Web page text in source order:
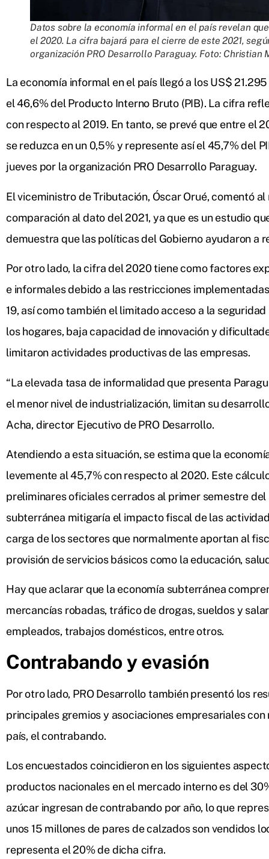
Datos sobre la economía informal en el país revelan
el 2020. La cifra bajará para el cierre de este 2021,
organización PRO Desarrollo Paraguay. Foto: Christian
La economía informal en el país llegó a los US$
el 46,6% del Producto Interno Bruto (PIB). La cifra
con respecto al 2019. En tanto, se prevé que entre el
se reduzca en un 0,5% y represente así el 45,7% del
jueves por la organización PRO Desarrollo Paraguay.
El viceministro de Tributación, Óscar Orué, comentó
comparación al dato del 2021, ya que es un estudio
demuestra que las políticas del Gobierno ayudaron a
Por otro lado, la cifra del 2020 tiene como factores
e informales debido a las restricciones
19, así como también el limitado acceso a la
los hogares, baja capacidad de innovación y
limitaron actividades productivas de las empresas.
“La elevada tasa de informalidad que presenta
el menor nivel de industrialización, limitan su
Acha, director Ejecutivo de PRO Desarrollo.
Atendiendo a esta situación, se estima que la
levemente al 45,7% con respecto al 2020. Este
preliminares oficiales cerrados al primer semestre del
subterránea mitigaría el impacto fiscal de las
carga de los sectores que normalmente aportan al
provisión de servicios básicos como la educación,
Hay que aclarar que la economía subterránea
mercancías robadas, tráfico de drogas, sueldos y
empleados, trabajos domésticos, entre otros.
Contrabando y evasión
Por otro lado, PRO Desarrollo también presentó los
principales gremios y asociaciones empresariales
país, el contrabando.
Los encuestados coincidieron en los siguientes
productos nacionales en el mercado interno es del
azúcar ingresan de contrabando por año, lo que
unos 15 millones de pares de calzados son vendidos
representa el 20% de dicha cifra.